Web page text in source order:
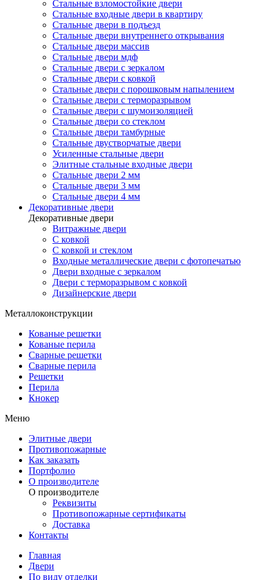
Стальные взломостойкие двери
Стальные входные двери в квартиру
Стальные двери в подъезд
Стальные двери внутреннего открывания
Стальные двери массив
Стальные двери мдф
Стальные двери с зеркалом
Стальные двери с ковкой
Стальные двери с порошковым напылением
Стальные двери с терморазрывом
Стальные двери с шумоизоляцией
Стальные двери со стеклом
Стальные двери тамбурные
Стальные двустворчатые двери
Усиленные стальные двери
Элитные стальные входные двери
Стальные двери 2 мм
Стальные двери 3 мм
Стальные двери 4 мм
Декоративные двери
Декоративные двери
Витражные двери
С ковкой
С ковкой и стеклом
Входные металлические двери с фотопечатью
Двери входные с зеркалом
Двери с терморазрывом с ковкой
Дизайнерские двери
Металлоконструкции
Кованые решетки
Кованые перила
Сварные решетки
Сварные перила
Решетки
Перила
Кнокер
Меню
Элитные двери
Противопожарные
Как заказать
Портфолио
О производителе
О производителе
Реквизиты
Противопожарные сертификаты
Доставка
Контакты
Главная
Двери
По виду отделки